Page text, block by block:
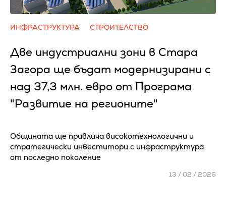
ИНФРАСТРУКТУРА СТРОИТЕЛСТВО
Две индустриални зони в Стара
Загора ще бъдат модернизирани с
над 37,3 млн. евро от Програма
"Развитие на регионите"
Общината ще привлича високотехнологични и
стратегически инвеститори с инфраструктура
от последно поколение
13 / 02 / 2026